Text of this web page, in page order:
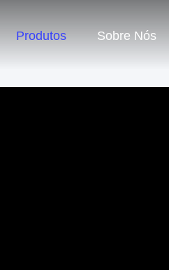
Produtos Sobre Nós